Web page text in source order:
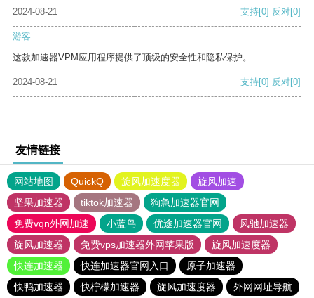
2024-08-21
支持[0] 反对[0]
游客
这款加速器VPM应用程序提供了顶级的安全性和隐私保护。
2024-08-21 支持[0] 反对[0]
友情链接
网站地图 QuickQ 旋风加速度器
旋风加速
坚果加速器
tiktok加速器
狗急加速器官网
免费vqn外网加速
小蓝鸟 优途加速器官网
风驰加速器
旋风加速器
免费vps加速器外网苹果版
旋风加速度器
快连加速器
快连加速器官网入口
原子加速器
快鸭加速器
快柠檬加速器 旋风加速度器
外网网址导航